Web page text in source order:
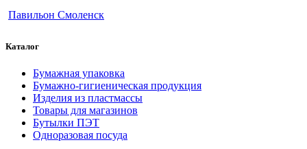
Павильон Смоленск
Каталог
Бумажная упаковка
Бумажно-гигиеническая продукция
Изделия из пластмассы
Товары для магазинов
Бутылки ПЭТ
Одноразовая посуда